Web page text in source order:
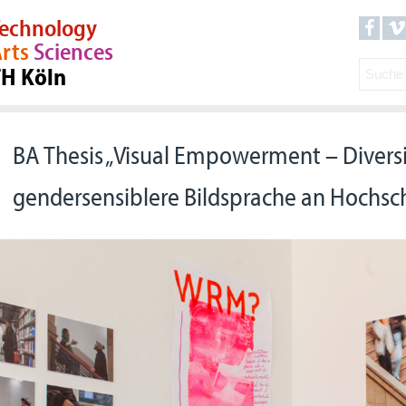
Sciences
Köln
BA Thesis „Visual Empowerment –
gendersensiblere Bildsprache an